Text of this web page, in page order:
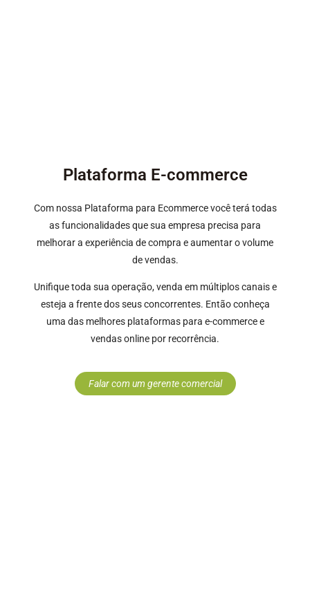
Plataforma E-commerce
Com nossa Plataforma para Ecommerce você terá todas
as funcionalidades que sua empresa precisa para
melhorar a experiência de compra e aumentar o volume
de vendas.
Unifique toda sua operação, venda em múltiplos canais e
esteja a frente dos seus concorrentes. Então conheça
uma das melhores plataformas para e-commerce e
vendas online por recorrência.
Falar com um gerente comercial